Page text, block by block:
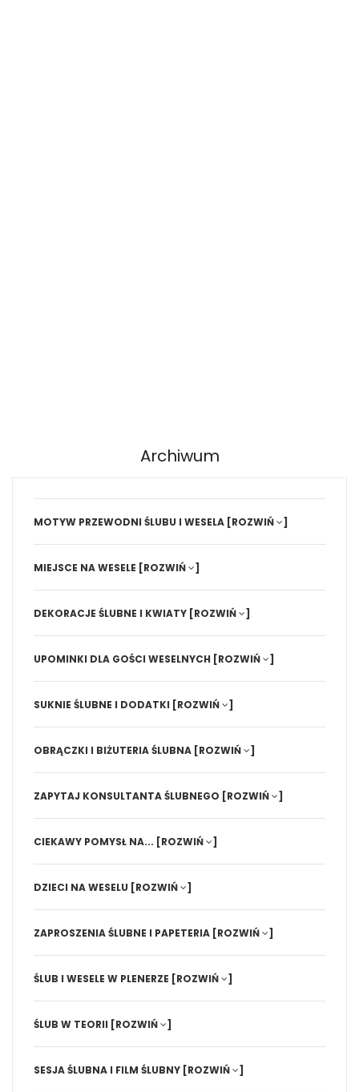
Archiwum
MOTYW PRZEWODNI ŚLUBU I WESELA [ROZWIŃ ]
MIEJSCE NA WESELE [ROZWIŃ ]
DEKORACJE ŚLUBNE I KWIATY [ROZWIŃ ]
UPOMINKI DLA GOŚCI WESELNYCH [ROZWIŃ ]
SUKNIE ŚLUBNE I DODATKI [ROZWIŃ ]
OBRĄCZKI I BIŻUTERIA ŚLUBNA [ROZWIŃ ]
ZAPYTAJ KONSULTANTA ŚLUBNEGO [ROZWIŃ ]
CIEKAWY POMYSŁ NA... [ROZWIŃ ]
DZIECI NA WESELU [ROZWIŃ ]
ZAPROSZENIA ŚLUBNE I PAPETERIA [ROZWIŃ ]
ŚLUB I WESELE W PLENERZE [ROZWIŃ ]
ŚLUB W TEORII [ROZWIŃ ]
SESJA ŚLUBNA I FILM ŚLUBNY [ROZWIŃ ]